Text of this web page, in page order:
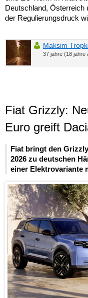
Deutschland, Österreich
der Regulierungsdruck
Maksim
37 jahre (18 jahre
Fiat Grizzly:
Euro greift
Fiat bringt den
2026 zu deutschen
einer Elektrovariante